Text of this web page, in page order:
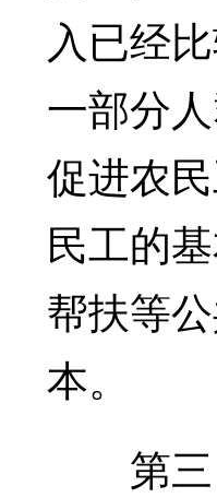
入已经
一部分
促进农
民工的
帮扶等
本。
第三